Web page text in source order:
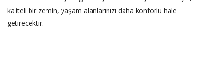
kaliteli bir zemin, yaşam alanlarınızı daha konforlu hale
getirecektir.